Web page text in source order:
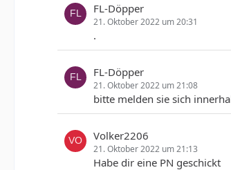
FL-Döpper
21. Oktober 2022 um 20:31
.
FL-Döpper
21. Oktober 2022 um 21:08
bitte melden sie sich
Volker2206
21. Oktober 2022 um 21:13
Habe dir eine PN geschickt